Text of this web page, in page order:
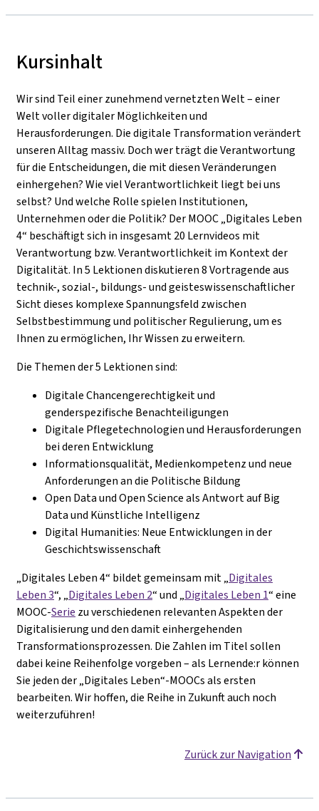
Kursinhalt
Wir sind Teil einer zunehmend vernetzten Welt – einer
Welt voller digitaler Möglichkeiten und
Herausforderungen. Die digitale Transformation verändert
unseren Alltag massiv. Doch wer trägt die Verantwortung
für die Entscheidungen, die mit diesen Veränderungen
einhergehen? Wie viel Verantwortlichkeit liegt bei uns
selbst? Und welche Rolle spielen Institutionen,
Unternehmen oder die Politik? Der MOOC „Digitales Leben
4“ beschäftigt sich in insgesamt 20 Lernvideos mit
Verantwortung bzw. Verantwortlichkeit im Kontext der
Digitalität. In 5 Lektionen diskutieren 8 Vortragende aus
technik-, sozial-, bildungs- und geisteswissenschaftlicher
Sicht dieses komplexe Spannungsfeld zwischen
Selbstbestimmung und politischer Regulierung, um es
Ihnen zu ermöglichen, Ihr Wissen zu erweitern.
Die Themen der 5 Lektionen sind:
Digitale Chancengerechtigkeit und
genderspezifische Benachteiligungen
Digitale Pflegetechnologien und Herausforderungen
bei deren Entwicklung
Informationsqualität, Medienkompetenz und neue
Anforderungen an die Politische Bildung
Open Data und Open Science als Antwort auf Big
Data und Künstliche Intelligenz
Digital Humanities: Neue Entwicklungen in der
Geschichtswissenschaft
„Digitales Leben 4“ bildet gemeinsam mit „Digitales
Leben 3“, „Digitales Leben 2“ und „Digitales Leben 1“ eine
MOOC-Serie zu verschiedenen relevanten Aspekten der
Digitalisierung und den damit einhergehenden
Transformationsprozessen. Die Zahlen im Titel sollen
dabei keine Reihenfolge vorgeben – als Lernende:r können
Sie jeden der „Digitales Leben“-MOOCs als ersten
bearbeiten. Wir hoffen, die Reihe in Zukunft auch noch
weiterzuführen!
Zurück zur Navigation